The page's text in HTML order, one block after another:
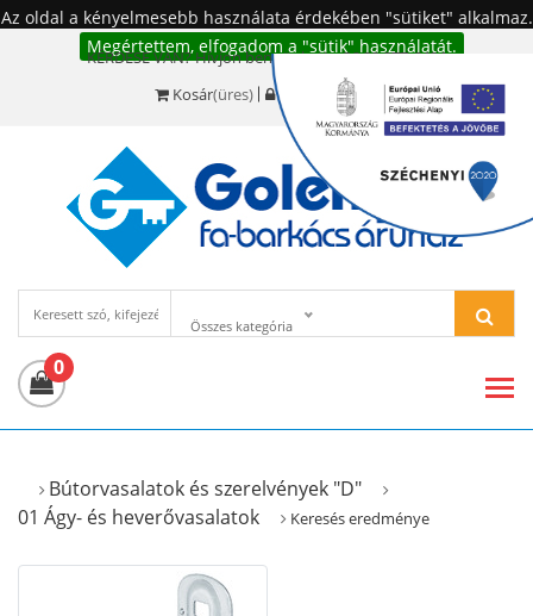
Az oldal a kényelmesebb használata érdekében "sütiket" alkalmaz.
Megértettem, elfogadom a "sütik" használatát.
KÉRDÉSE VAN? Hívjon bennünket!:+36 20 977-6494
Kosár(üres) Bejelentkezés
Összes kategória
0
Bútorvasalatok és szerelvények "D"
01 Ágy- és heverővasalatok
Keresés eredménye